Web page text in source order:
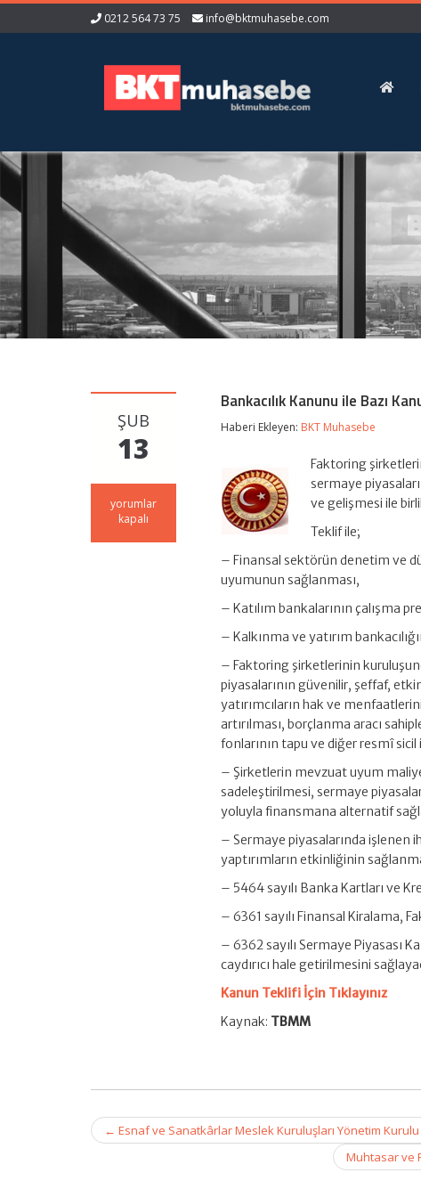
0212 564 73 75 info@bktmuhasebe.com
ŞUB
13
Bankacılık
Kanunu
yorumlar
kapalı
Bankacılık Kanunu ile Bazı
Haberi Ekleyen: BKT Muhasebe
Faktoring
sermaye
ve gelişmesi ile
Teklif ile;
– Finansal sektörün denetim ve
uyumunun sağlanması,
– Katılım bankalarının çalışma
– Kalkınma ve yatırım
– Faktoring şirketlerinin
piyasalarının güvenilir, şeffaf,
yatırımcıların hak ve
artırılması, borçlanma aracı
fonlarının tapu ve diğer resmî
– Şirketlerin mevzuat uyum
sadeleştirilmesi, sermaye
yoluyla finansmana alternatif
– Sermaye piyasalarında işlenen
yaptırımların etkinliğinin
– 5464 sayılı Banka Kartları ve
– 6361 sayılı Finansal Kiralama,
– 6362 sayılı Sermaye Piyasası
caydırıcı hale getirilmesini
Kanun Teklifi İçin Tıklayınız
Kaynak: TBMM
Post
navigation
← Esnaf ve Sanatkârlar Meslek Kuruluşları Yönetim
Muhtasar ve